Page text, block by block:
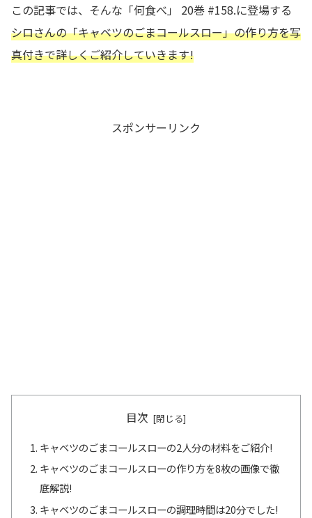
この記事では、そんな「何食べ」 20巻 #158.に登場する
シロさんの「キャベツのごまコールスロー」の作り方を写
真付きで詳しくご紹介していきます!
スポンサーリンク
目次
キャベツのごまコールスローの2人分の材料をご紹介!
キャベツのごまコールスローの作り方を8枚の画像で徹
底解説!
キャベツのごまコールスローの調理時間は20分でした!